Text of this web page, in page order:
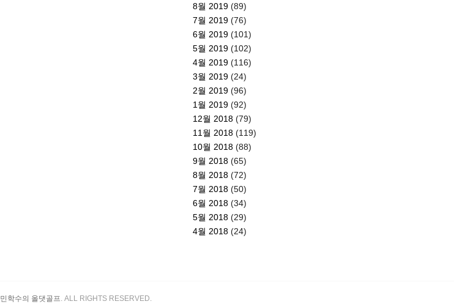
8월 2019 (89)
7월 2019 (76)
6월 2019 (101)
5월 2019 (102)
4월 2019 (116)
3월 2019 (24)
2월 2019 (96)
1월 2019 (92)
12월 2018 (79)
11월 2018 (119)
10월 2018 (88)
9월 2018 (65)
8월 2018 (72)
7월 2018 (50)
6월 2018 (34)
5월 2018 (29)
4월 2018 (24)
민학수의 올댓골프. ALL RIGHTS RESERVED.